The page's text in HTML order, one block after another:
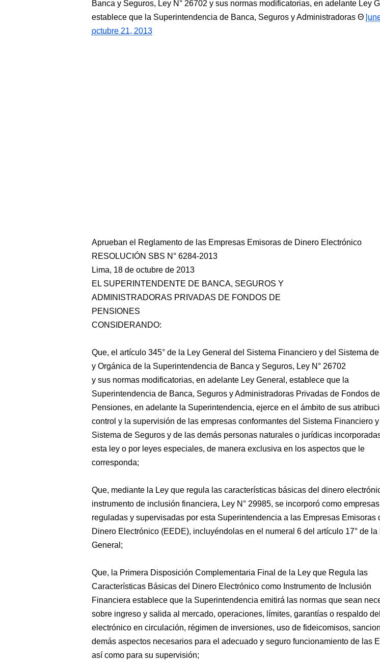
Banca y Seguros, Ley N° 26702 y sus normas modificatorias, en adelante Ley
establece que la Superintendencia de Banca, Seguros y Administradoras
octubre 21, 2013
Aprueban el Reglamento de las Empresas Emisoras de Dinero Electrónico
RESOLUCIÓN SBS N° 6284-2013
Lima, 18 de octubre de 2013
EL SUPERINTENDENTE DE BANCA, SEGUROS Y
ADMINISTRADORAS PRIVADAS DE FONDOS DE
PENSIONES
CONSIDERANDO:
Que, el artículo 345° de la Ley General del Sistema Financiero y del Sistema
y Orgánica de la Superintendencia de Banca y Seguros, Ley N° 26702
y sus normas modificatorias, en adelante Ley General, establece que la
Superintendencia de Banca, Seguros y Administradoras Privadas de Fondos de
Pensiones, en adelante la Superintendencia, ejerce en el ámbito de sus
control y la supervisión de las empresas conformantes del Sistema Financiero y
Sistema de Seguros y de las demás personas naturales o jurídicas
esta ley o por leyes especiales, de manera exclusiva en los aspectos que le
corresponda;
Que, mediante la Ley que regula las características básicas del dinero
instrumento de inclusión financiera, Ley N° 29985, se incorporó como empresas
reguladas y supervisadas por esta Superintendencia a las Empresas Emisoras
Dinero Electrónico (EEDE), incluyéndolas en el numeral 6 del artículo 17° de la
General;
Que, la Primera Disposición Complementaria Final de la Ley que Regula las
Características Básicas del Dinero Electrónico como Instrumento de Inclusión
Financiera establece que la Superintendencia emitirá las normas que sean
sobre ingreso y salida al mercado, operaciones, límites, garantías o respaldo
electrónico en circulación, régimen de inversiones, uso de fideicomisos,
demás aspectos necesarios para el adecuado y seguro funcionamiento de las
así como para su supervisión;